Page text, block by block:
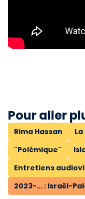
Pour aller
Rima Hassan
"Polémique"
Entretiens
2023-... : Israël-